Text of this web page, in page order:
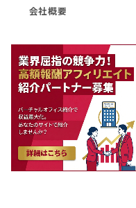
会社概要